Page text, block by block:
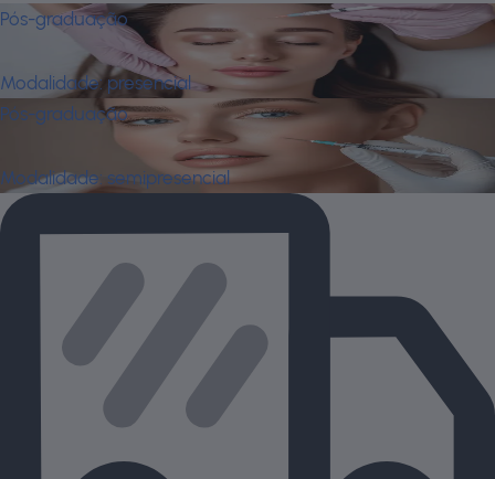
Pós-graduação
Biomedicina Estética
Modalidade: presencial
Pós-graduação
Biomedicina Estética
Modalidade: semipresencial